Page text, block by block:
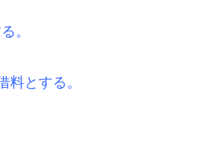
。
とする。